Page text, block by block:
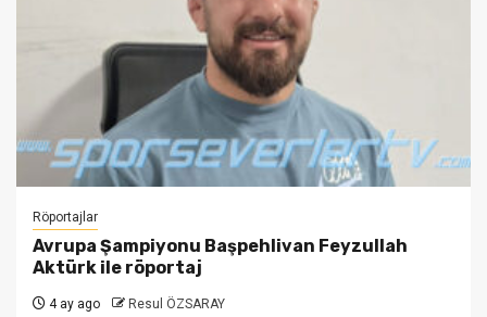
Röportajlar
Avrupa Şampiyonu Başpehlivan Feyzullah
Aktürk ile röportaj
4 ay ago Resul ÖZSARAY